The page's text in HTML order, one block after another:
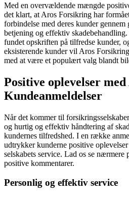
Med en overvældende mængde
det klart, at Aros Forsikring har
forbindelse med deres kunder
betjening og effektiv
fundet opskriften på tilfredse kunder,
eksisterende kunder vil Aros
med at være et populært valg blandt
Positive oplevelser
Kundeanmeldelser
Når det kommer til
og hurtig og effektiv håndtering af
kundernes tilfredshed. I en række
udtrykker kunderne positive
selskabets service. Lad os se nærmere
positive kommentarer.
Personlig og effektiv service